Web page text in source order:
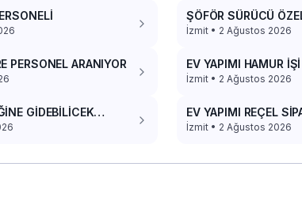
PERSONEL ARANIYOR
GİDEBİLİCEK
ŞÖFÖR SÜRÜCÜ
İzmit • 2 Ağustos 2026
EV YAPIMI HAMUR
İzmit • 2 Ağustos 2026
EV YAPIMI REÇEL
İzmit • 2 Ağustos 2026